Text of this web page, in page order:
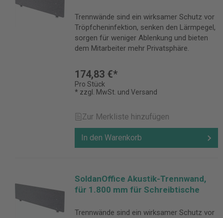
Trennwände sind ein wirksamer Schutz vor
Tröpfcheninfektion, senken den Lärmpegel,
sorgen für weniger Ablenkung und bieten
dem Mitarbeiter mehr Privatsphäre.
174,83 €*
Pro Stück
* zzgl. MwSt. und Versand
Zur Merkliste hinzufügen
In den Warenkorb
SoldanOffice Akustik-Trennwand,
für 1.800 mm für Schreibtische
Trennwände sind ein wirksamer Schutz vor